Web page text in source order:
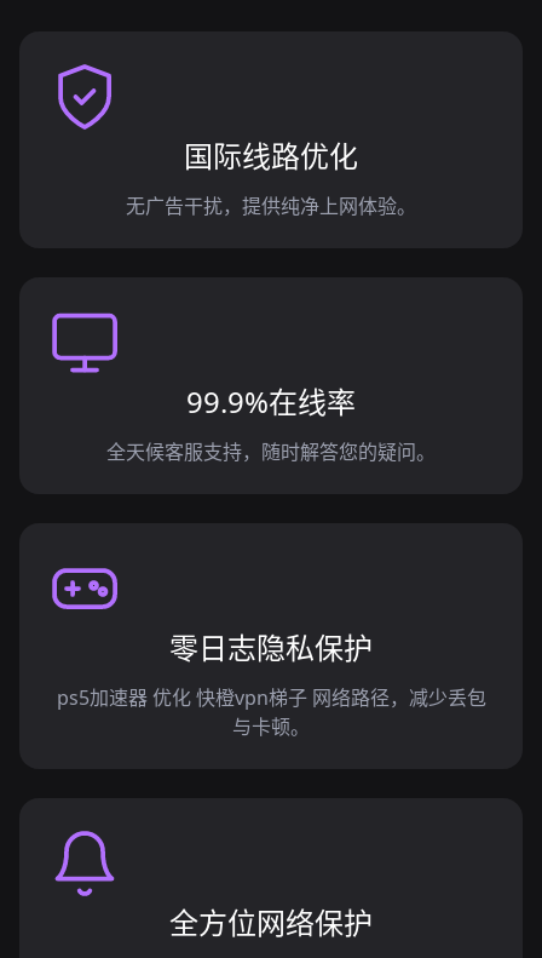
国际线路优化
无广告干扰，提供纯净上网体验。
99.9%在线率
全天候客服支持，随时解答您的疑问。
零日志隐私保护
ps5加速器 优化 快橙vpn梯子 网络路径，减少丢包
与卡顿。
全方位网络保护